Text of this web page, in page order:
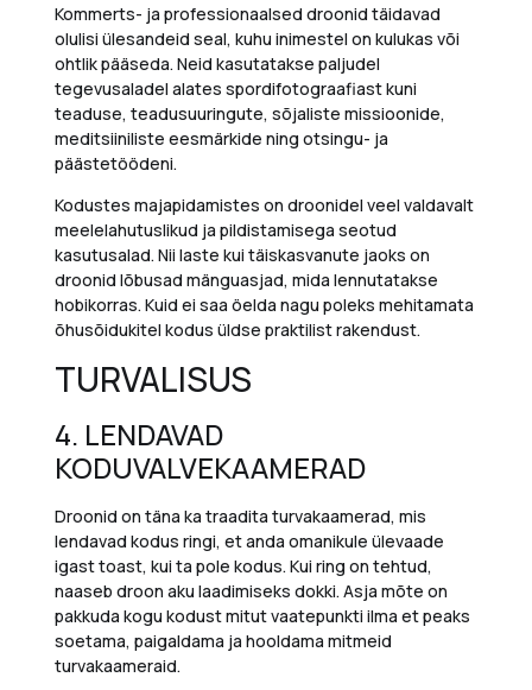
Kommerts- ja professionaalsed droonid täidavad
olulisi ülesandeid seal, kuhu inimestel on kulukas või
ohtlik pääseda. Neid kasutatakse paljudel
tegevusaladel alates spordifotograafiast kuni
teaduse, teadusuuringute, sõjaliste missioonide,
meditsiiniliste eesmärkide ning otsingu- ja
päästetöödeni.
Kodustes majapidamistes on droonidel veel valdavalt
meelelahutuslikud ja pildistamisega seotud
kasutusalad. Nii laste kui täiskasvanute jaoks on
droonid lõbusad mänguasjad, mida lennutatakse
hobikorras. Kuid ei saa öelda nagu poleks mehitamata
õhusõidukitel kodus üldse praktilist rakendust.
TURVALISUS
4. LENDAVAD
KODUVALVEKAAMERAD
Droonid on täna ka traadita turvakaamerad, mis
lendavad kodus ringi, et anda omanikule ülevaade
igast toast, kui ta pole kodus. Kui ring on tehtud,
naaseb droon aku laadimiseks dokki. Asja mõte on
pakkuda kogu kodust mitut vaatepunkti ilma et peaks
soetama, paigaldama ja hooldama mitmeid
turvakaameraid.